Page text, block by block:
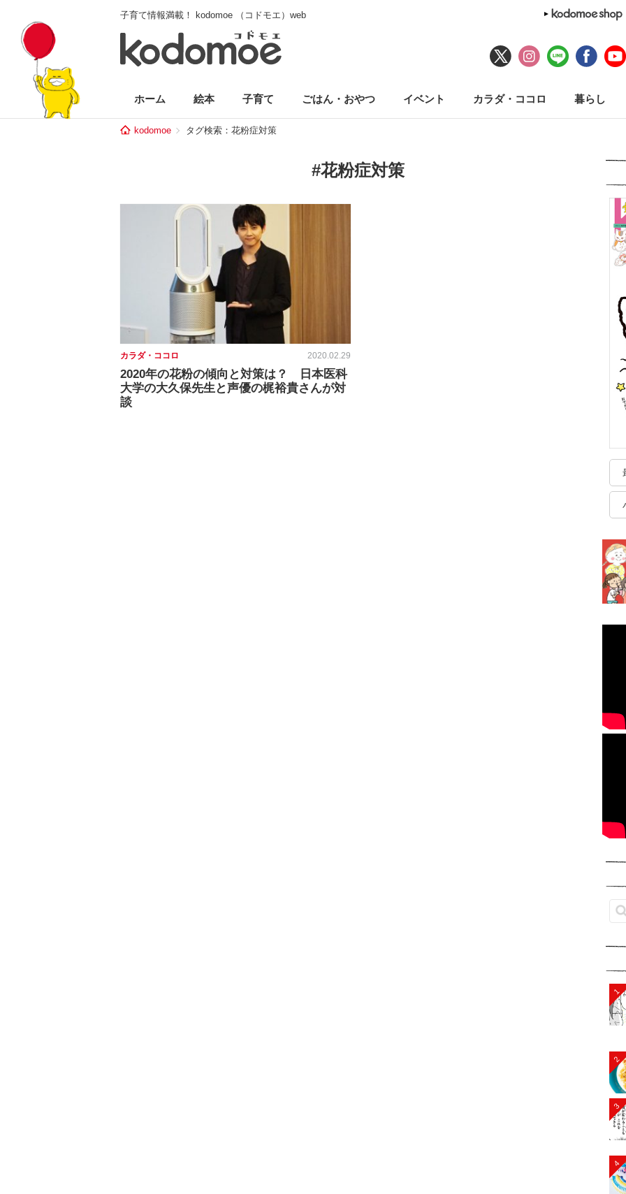
子育て情報満載！ kodomoe （コドモエ）web
ホーム 絵本 子育て ごはん・おやつ イベント カラダ・ココロ 暮らし
kodomoe タグ検索：花粉症対策
#花粉症対策
カラダ・ココロ 2020.02.29
2020年の花粉の傾向と対策は？ 日本医科
大学の大久保先生と声優の梶裕貴さんが対
談
1
2
3
4